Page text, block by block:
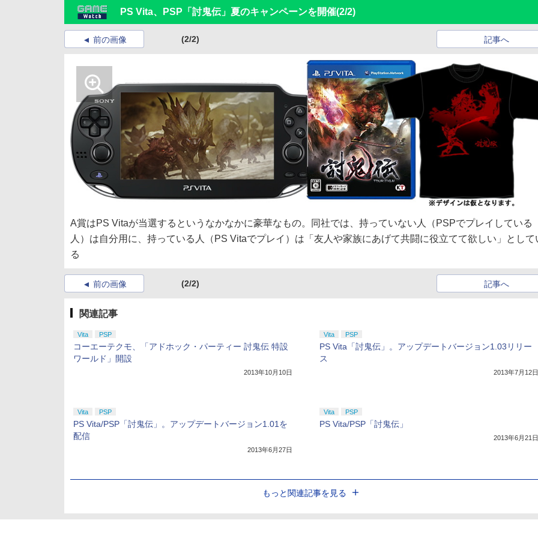
PS Vita、PSP「討鬼伝」夏のキャンペーンを開催(2/2)
前の画像 (2/2) 記事へ
A賞はPS Vitaが当選するというなかなかに豪華なもの。同社では、持っていない人（PSPでプレイしている
人）は自分用に、持っている人（PS Vitaでプレイ）は「友人や家族にあげて共闘に役立てて欲しい」として
る
前の画像 (2/2) 記事へ
関連記事
Vita PSP
コーエーテクモ、「アドホック・パーティー 討鬼伝 特設
ワールド」開設
2013年10月10日
Vita PSP
PS Vita「討鬼伝」。アップデートバージョン1.03リリー
ス
2013年7月12日
Vita PSP
PS Vita/PSP「討鬼伝」。アップデートバージョン1.01を
配信
2013年6月27日
Vita PSP
PS Vita/PSP「討鬼伝」
2013年6月21日
もっと関連記事を見る